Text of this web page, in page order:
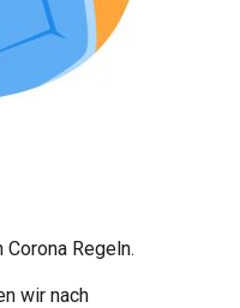
Regeln.
wir nach